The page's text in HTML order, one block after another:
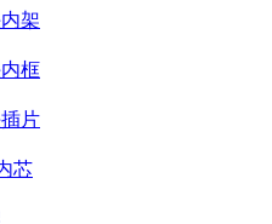
架
框
片
芯